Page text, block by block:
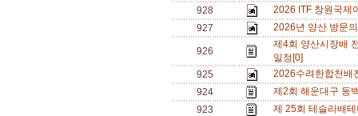
928
2026 ITF 창원국제
927
2026년 양산 방문
926
제4회 양산시장배
일정[0]
925
2026수려한합천배
924
제2회 해운대구 동
923
제 25회 테슬라배